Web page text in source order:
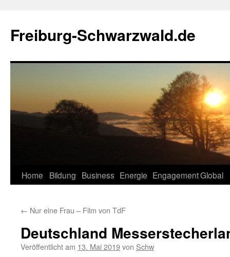
springen
Freiburg-Schwarzwald.de
Home Bildung Business Energie EngagementGlobal
← Nur eine Frau – Film von TdF
Deutschland
Veröffentlicht am 13. Mai 2019von Schw